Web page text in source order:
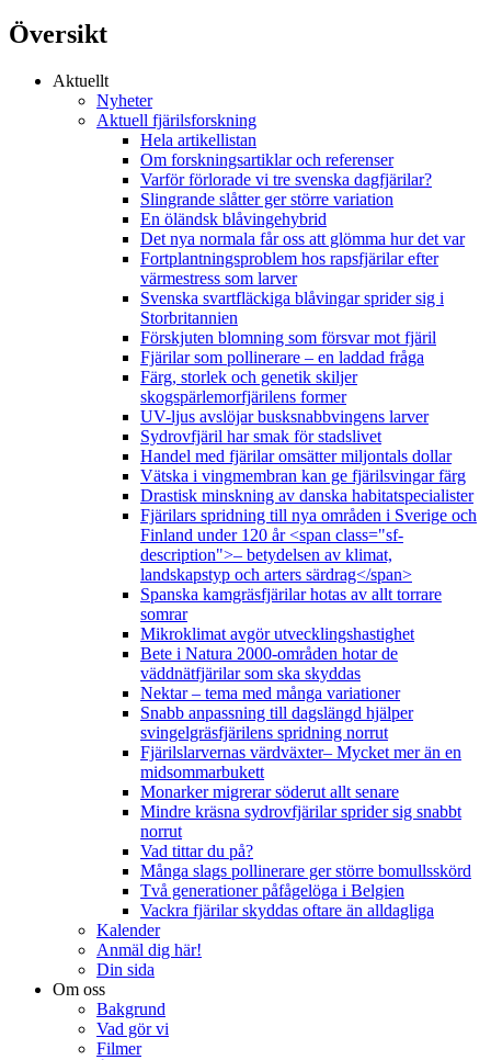
Översikt
Aktuellt
Nyheter
Aktuell fjärilsforskning
Hela artikellistan
Om forskningsartiklar och referenser
Varför förlorade vi tre svenska dagfjärilar?
Slingrande slåtter ger större variation
En öländsk blåvingehybrid
Det nya normala får oss att glömma hur det var
Fortplantningsproblem hos rapsfjärilar efter
värmestress som larver
Svenska svartfläckiga blåvingar sprider sig i
Storbritannien
Förskjuten blomning som försvar mot fjäril
Fjärilar som pollinerare – en laddad fråga
Färg, storlek och genetik skiljer
skogspärlemorfjärilens former
UV-ljus avslöjar busksnabbvingens larver
Sydrovfjäril har smak för stadslivet
Handel med fjärilar omsätter miljontals dollar
Vätska i vingmembran kan ge fjärilsvingar färg
Drastisk minskning av danska habitatspecialister
Fjärilars spridning till nya områden i Sverige och
Finland under 120 år <span class="sf-
description">– betydelsen av klimat,
landskapstyp och arters särdrag</span>
Spanska kamgräsfjärilar hotas av allt torrare
somrar
Mikroklimat avgör utvecklingshastighet
Bete i Natura 2000-områden hotar de
väddnätfjärilar som ska skyddas
Nektar – tema med många variationer
Snabb anpassning till dagslängd hjälper
svingelgräsfjärilens spridning norrut
Fjärilslarvernas värdväxter– Mycket mer än en
midsommarbukett
Monarker migrerar söderut allt senare
Mindre kräsna sydrovfjärilar sprider sig snabbt
norrut
Vad tittar du på?
Många slags pollinerare ger större bomullsskörd
Två generationer påfågelöga i Belgien
Vackra fjärilar skyddas oftare än alldagliga
Kalender
Anmäl dig här!
Din sida
Om oss
Bakgrund
Vad gör vi
Filmer